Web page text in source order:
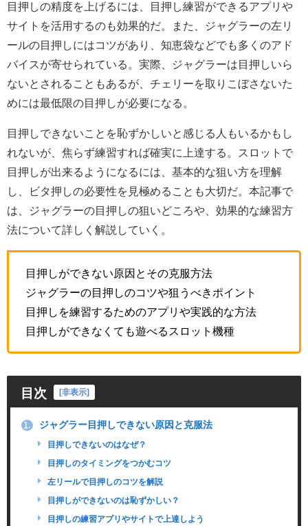
目押しの精度を上げるには、目押し練習ができるアプリや
サイトを活用するのも効果的だ。また、ジャグラーの左リ
ールの目押しにはコツがあり、知恵袋などでも多くのアド
バイスが寄せられている。実際、ジャグラーは目押しいら
ないとされることもあるが、チェリーを取りこぼさないた
めには最低限の目押しが必要になる。
目押しできないことを恥ずかしいと感じる人もいるかもし
れないが、焦らず練習すれば確実に上達する。スロットで
目押しが出来るようになるには、基本的な狙い方を理解
し、ビタ押しの必要性を見極めることも大切だ。本記事で
は、ジャグラーの目押しの狙いどころや、効果的な練習方
法について詳しく解説していく。
目押しができない原因とその克服方法
ジャグラーの目押しのコツや狙うべきポイント
目押しを練習するためのアプリや実践的な方法
目押しができなくても遊べるスロット機種
目次 非表示
1. ジャグラー目押しできない原因と克服法
目押しできないのはなぜ？
目押しのタイミングをつかむコツ
左リールで目押しのコツを解説
目押しができないのは恥ずかしい？
目押しの練習アプリやサイトで上達しよう